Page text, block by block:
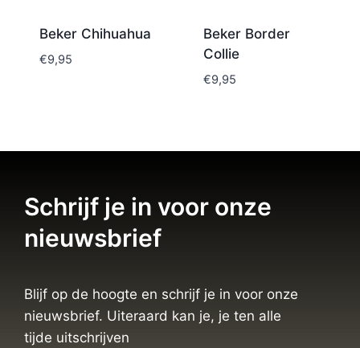
Beker Chihuahua
€9,95
Beker Border
Collie
€9,95
Schrijf je in voor onze
nieuwsbrief
Blijf op de hoogte en schrijf je in voor onze
nieuwsbrief. Uiteraard kan je, je ten alle
tijde uitschrijven